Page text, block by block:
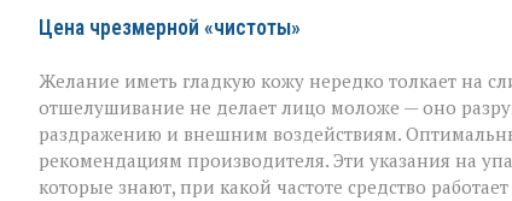
Цена чрезмерной «чистоты»
Желание иметь гладкую кожу нередко толкает на
отшелушивание не делает лицо моложе — оно
раздражению и внешним воздействиям.
рекомендациям производителя. Эти указания на
которые знают, при какой частоте средство